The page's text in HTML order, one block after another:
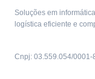
Soluções em
logística eficiente e
Cnpj: 03.559.054/0001-